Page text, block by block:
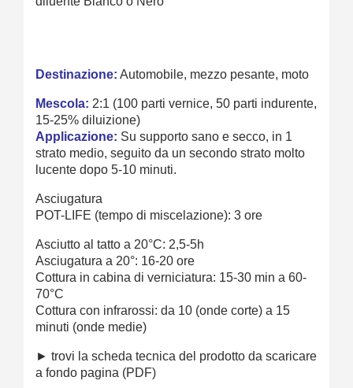
Destinazione: Automobile, mezzo pesante, moto
Mescola: 2:1 (100 parti vernice, 50 parti indurente,
15-25% diluizione)
Applicazione: Su supporto sano e secco, in 1
strato medio, seguito da un secondo strato molto
lucente dopo 5-10 minuti.
Asciugatura
POT-LIFE (tempo di miscelazione): 3 ore
Asciutto al tatto a 20°C: 2,5-5h
Asciugatura a 20°: 16-20 ore
Cottura in cabina di verniciatura: 15-30 min a 60-
70°C
Cottura con infrarossi: da 10 (onde corte) a 15
minuti (onde medie)
► trovi la scheda tecnica del prodotto da scaricare
a fondo pagina (PDF)